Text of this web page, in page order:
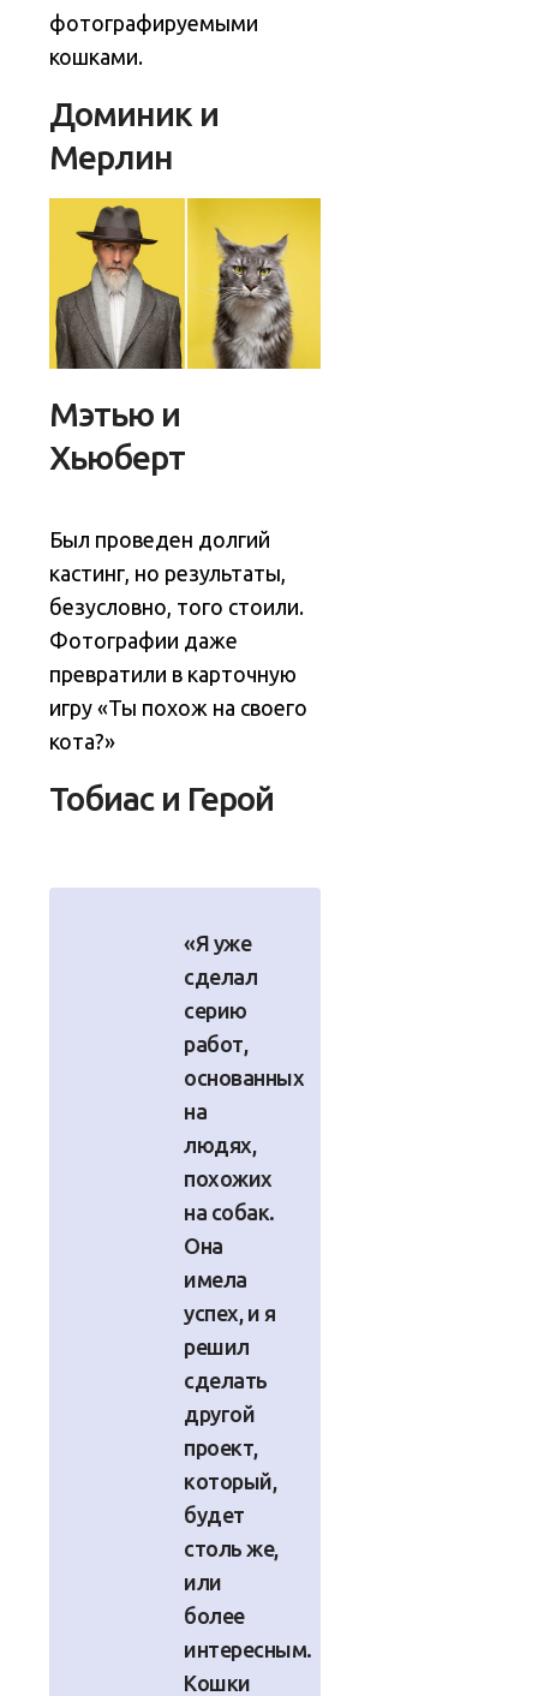
фотографируемыми
кошками.
Доминик и
Мерлин
Мэтью и
Хьюберт
Был проведен долгий
кастинг, но результаты,
безусловно, того стоили.
Фотографии даже
превратили в карточную
игру «Ты похож на своего
кота?»
Тобиас и Герой
«Я уже
сделал
серию
работ,
основанных
на
людях,
похожих
на собак.
Она
имела
успех, и я
решил
сделать
другой
проект,
который,
будет
столь же,
или
более
интересным.
Кошки